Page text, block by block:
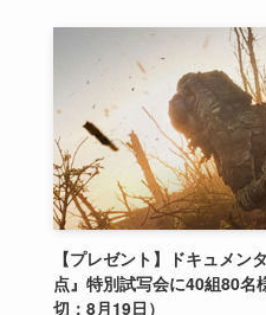
【プレゼント】ドキュメン
点』特別試写会に40組80
切：8月19日）